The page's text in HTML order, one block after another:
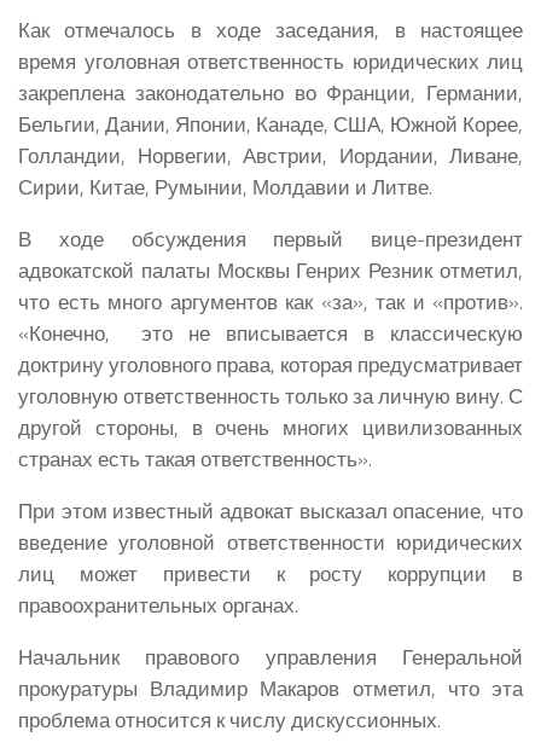
Как отмечалось в ходе заседания, в настоящее
время уголовная ответственность юридических лиц
закреплена законодательно во Франции, Германии,
Бельгии, Дании, Японии, Канаде, США, Южной Корее,
Голландии, Норвегии, Австрии, Иордании, Ливане,
Сирии, Китае, Румынии, Молдавии и Литве.
В ходе обсуждения первый вице-президент
адвокатской палаты Москвы Генрих Резник отметил,
что есть много аргументов как «за», так и «против».
«Конечно, это не вписывается в классическую
доктрину уголовного права, которая предусматривает
уголовную ответственность только за личную вину. С
другой стороны, в очень многих цивилизованных
странах есть такая ответственность».
При этом известный адвокат высказал опасение, что
введение уголовной ответственности юридических
лиц может привести к росту коррупции в
правоохранительных органах.
Начальник правового управления Генеральной
прокуратуры Владимир Макаров отметил, что эта
проблема относится к числу дискуссионных.